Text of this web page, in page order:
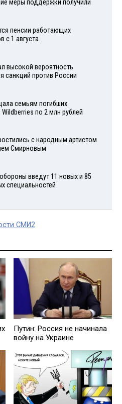
меры поддержки получили
пенсии работающих
с 1 августа
высокой вероятность
санкций против России
семьям погибших
по 2 млн рублей
с народным артистом
Смирновым
введут 11 новых и 85
специальностей
СМИ2
Путин: Россия не начинала
войну на Украине